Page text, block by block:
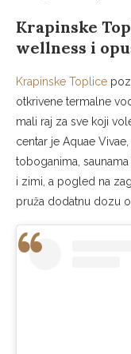
Krapinske
wellness i
Krapinske Toplice
otkrivene termalne
mali raj za sve koji
centar je Aquae
toboganima,
i zimi, a pogled na
pruža dodatnu dozu